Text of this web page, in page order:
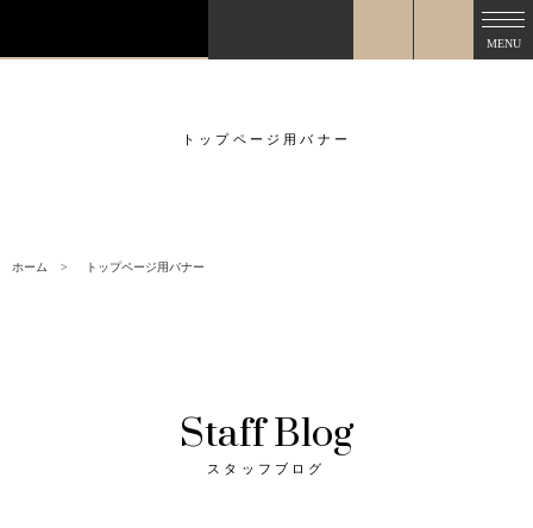
MENU
トップページ用バナー
ホーム トップページ用バナー
Staff Blog
スタッフブログ